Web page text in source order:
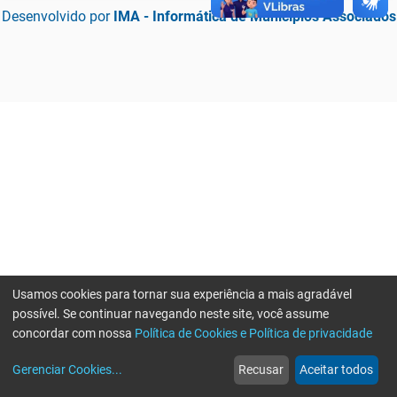
Desenvolvido por IMA - Informática de Municípios Associados
web
Notícias
more_horiz
Mais
Usamos cookies para tornar sua experiência a mais agradável
possível. Se continuar navegando neste site, você assume
concordar com nossa Política de Cookies e Política de privacidade
Gerenciar Cookies... Recusar Aceitar todos
Erro ao enviar informações, por favor tente novamente